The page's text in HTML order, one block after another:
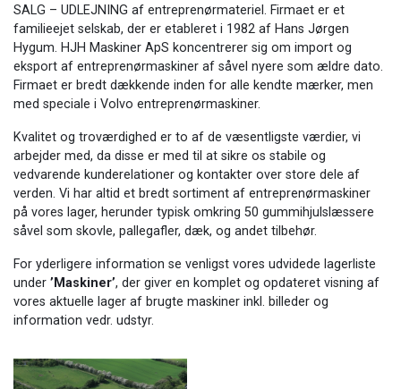
SALG – UDLEJNING af entreprenørmateriel. Firmaet er et
familieejet selskab, der er etableret i 1982 af Hans Jørgen
Hygum. HJH Maskiner ApS koncentrerer sig om import og
eksport af entreprenørmaskiner af såvel nyere som ældre dato.
Firmaet er bredt dækkende inden for alle kendte mærker, men
med speciale i Volvo entreprenørmaskiner.
Kvalitet og troværdighed er to af de væsentligste værdier, vi
arbejder med, da disse er med til at sikre os stabile og
vedvarende kunderelationer og kontakter over store dele af
verden. Vi har altid et bredt sortiment af entreprenørmaskiner
på vores lager, herunder typisk omkring 50 gummihjulslæssere
såvel som skovle, pallegafler, dæk, og andet tilbehør.
For yderligere information se venligst vores udvidede lagerliste
under ’Maskiner’, der giver en komplet og opdateret visning af
vores aktuelle lager af brugte maskiner inkl. billeder og
information vedr. udstyr.